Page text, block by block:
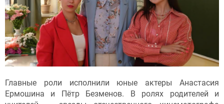
Главные роли исполнили юные актеры Анастасия
Ермошина и Пётр Безменов. В ролях родителей и